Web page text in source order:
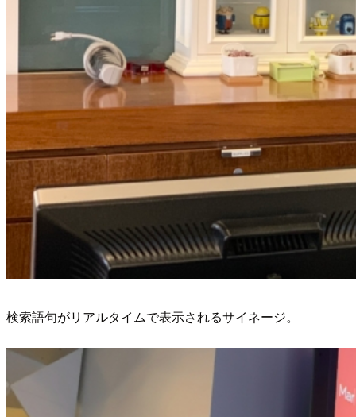
検索語句がリアルタイムで表示されるサイネージ。